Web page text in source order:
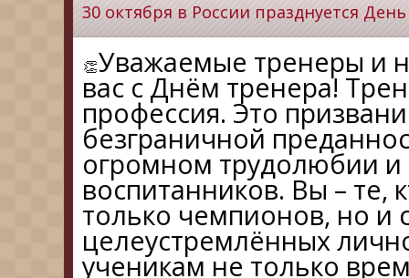
30 октября в России празднуется
Уважаемые тренеры и
вас с Днём тренера!
профессия. Это
безграничной
огромном трудолюбии и
воспитанников. Вы – те,
только чемпионов, но и
целеустремлённых
ученикам не только